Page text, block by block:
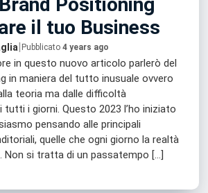
il tuo Business
| Pubblicato 4 years ago
in questo nuovo articolo parlerò del
in maniera del tutto inusuale ovvero
teoria ma dalle difficoltà
tutti i giorni. Questo 2023 l’ho iniziato
pensando alle principali
quelle che ogni giorno la realtà
Non si tratta di un passatempo […]